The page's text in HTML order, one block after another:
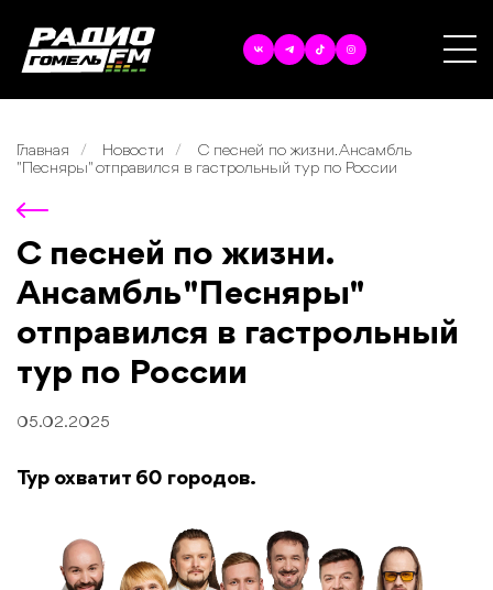
Главная Новости
С песней по жизни. Ансамбль
"Песняры" отправился в гастрольный тур по России
С песней по жизни.
Ансамбль "Песняры"
отправился в гастрольный
тур по России
05.02.2025
Тур охватит 60 городов.